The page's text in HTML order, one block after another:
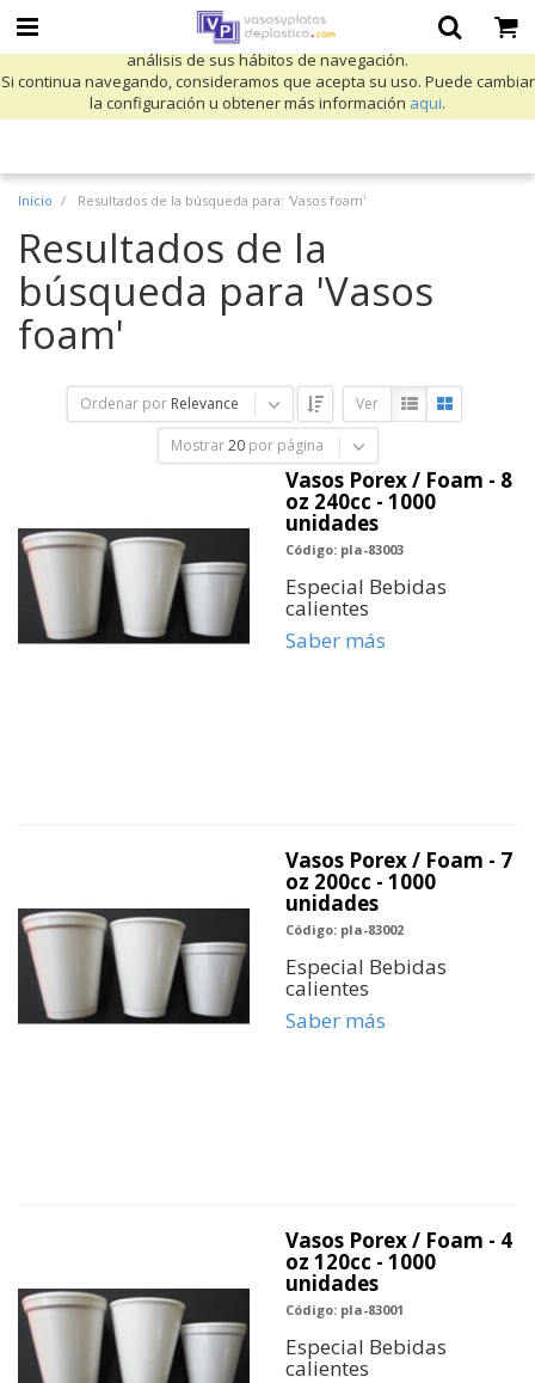
Utilizamos cookies propias y de terceros para mejorar nuestros servicios
y mostrarle publicidad relacionada con sus preferencias mediante el
análisis de sus hábitos de navegación.
Si continua navegando, consideramos que acepta su uso. Puede cambiar
la configuración u obtener más información aqui.
Inicio Resultados de la búsqueda para: 'Vasos foam'
Resultados de la
búsqueda para 'Vasos
foam'
Ordenar por Relevance Ver
Mostrar 20 por página
Vasos Porex / Foam - 8
oz 240cc - 1000
unidades
Código: pla-83003
Especial Bebidas
calientes
Saber más
Vasos Porex / Foam - 7
oz 200cc - 1000
unidades
Código: pla-83002
Especial Bebidas
calientes
Saber más
Vasos Porex / Foam - 4
oz 120cc - 1000
unidades
Código: pla-83001
Especial Bebidas
calientes